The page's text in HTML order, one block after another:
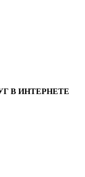
В ИНТЕРНЕТЕ